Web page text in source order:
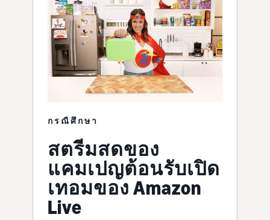
กรณีศึกษา
สตรีมสดของ
แคมเปญต้อนรับเปิด
เทอมของ Amazon
Live